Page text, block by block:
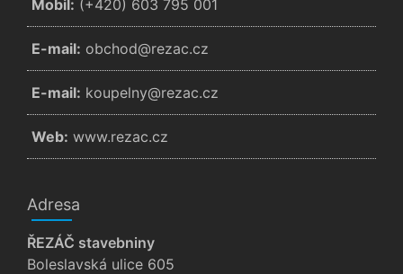
Mobil: (+420) 603 795 001
E-mail: zc.cazer@dohcbo
E-mail: zc.cazer@ynlepuok
Web: www.rezac.cz
Adresa
ŘEZÁČ stavebniny
Boleslavská ulice 605